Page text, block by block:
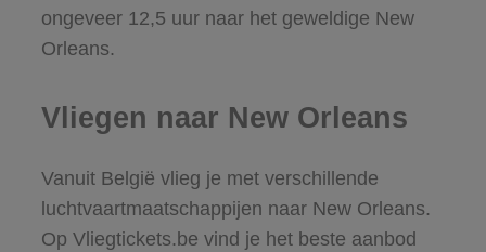
ongeveer 12,5 uur naar het geweldige New
Orleans.
Vliegen naar New Orleans
Vanuit België vlieg je met verschillende
luchtvaartmaatschappijen naar New Orleans.
Op Vliegtickets.be vind je het beste aanbod